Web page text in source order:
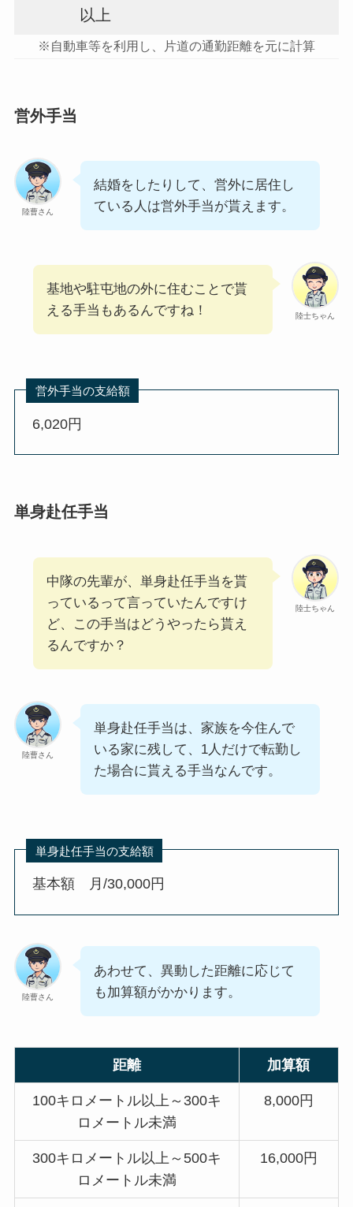
以上
※自動車等を利用し、片道の通勤距離を元に計算
営外手当
陸曹さん
結婚をしたりして、営外に居住し
ている人は営外手当が貰えます。
陸士ちゃん
基地や駐屯地の外に住むことで貰
える手当もあるんですね！
営外手当の支給額
6,020円
単身赴任手当
陸士ちゃん
中隊の先輩が、単身赴任手当を貰
っているって言っていたんですけ
ど、この手当はどうやったら貰え
るんですか？
陸曹さん
単身赴任手当は、家族を今住んで
いる家に残して、1人だけで転勤し
た場合に貰える手当なんです。
単身赴任手当の支給額
基本額 月/30,000円
陸曹さん
あわせて、異動した距離に応じて
も加算額がかかります。
距離 加算額
100キロメートル以上～300キ
ロメートル未満
8,000円
300キロメートル以上～500キ
ロメートル未満
16,000円